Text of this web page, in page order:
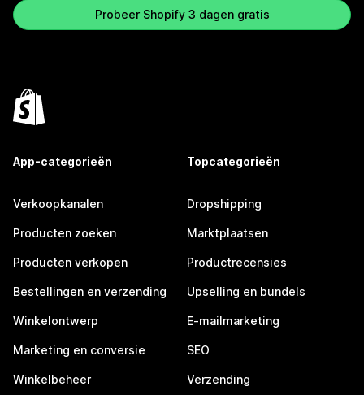
Probeer Shopify 3 dagen gratis
App-categorieën
Verkoopkanalen
Producten zoeken
Producten verkopen
Bestellingen en verzending
Winkelontwerp
Marketing en conversie
Winkelbeheer
Topcategorieën
Dropshipping
Marktplaatsen
Productrecensies
Upselling en bundels
E-mailmarketing
SEO
Verzending